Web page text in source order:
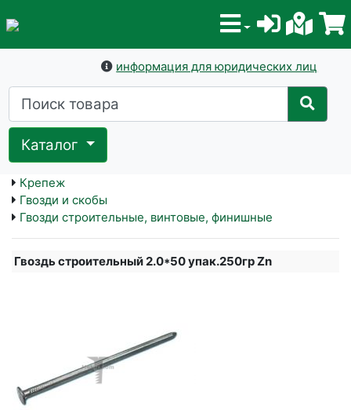
информация для юридических лиц
Каталог
Крепеж
Гвозди и скобы
Гвозди строительные, винтовые, финишные
Гвоздь строительный 2.0*50 упак.250гр Zn